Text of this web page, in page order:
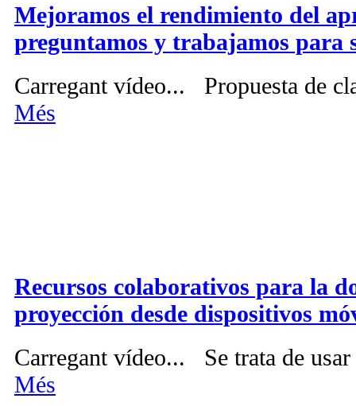
Mejoramos el rendimiento del
preguntamos y trabajamos para
Carregant vídeo... Propuesta de
Més
Recursos colaborativos para la
proyección desde dispositivos
Carregant vídeo... Se trata de usar
Més